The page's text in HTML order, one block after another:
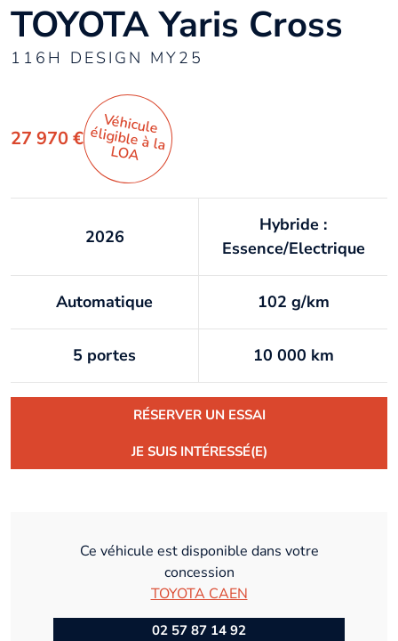
TOYOTA Yaris Cross
116H DESIGN MY25
27 970 €
Véhicule
éligible à la
LO
A
2026
Hybride :
Essence/Electrique
Automatique 102 g/km
5 portes 10 000 km
RÉSERVER UN ESSAI
JE SUIS INTÉRESSÉ(E)
Ce véhicule est disponible dans votre
concession
TOYOTA CAEN
02 57 87 14 92